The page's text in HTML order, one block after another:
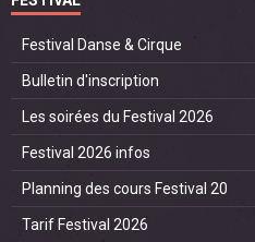
Festival Danse & Cirque
Bulletin d'inscription
Les soirées du Festival 2026
Festival 2026 infos
Planning des cours Festival 20
Tarif Festival 2026